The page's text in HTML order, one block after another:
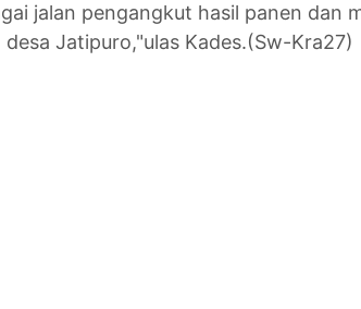
jalan pengangkut hasil panen dan
Jatipuro,"ulas Kades.(Sw-Kra27)